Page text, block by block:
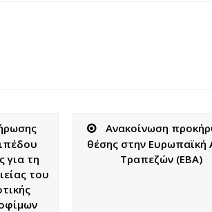
για τη
του
Ανακοίνωση
θέσης στην Ευρωπαϊκή
Τραπεζών (EBA)